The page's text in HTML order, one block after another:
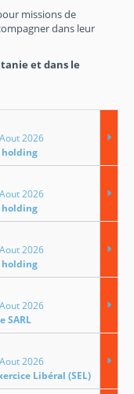
missions de
dans leur
et dans le
2026
holding
2026
holding
2026
holding
2026
SARL
2026
Libéral (SEL)